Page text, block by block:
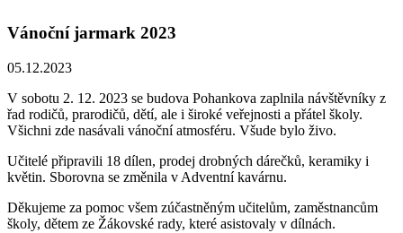
Vánoční jarmark 2023
05.12.2023
V sobotu 2. 12. 2023 se budova Pohankova zaplnila návštěvníky z
řad rodičů, prarodičů, dětí, ale i široké veřejnosti a přátel školy.
Všichni zde nasávali vánoční atmosféru. Všude bylo živo.
Učitelé připravili 18 dílen, prodej drobných dárečků, keramiky i
květin. Sborovna se změnila v Adventní kavárnu.
Děkujeme za pomoc všem zúčastněným učitelům, zaměstnancům
školy, dětem ze Žákovské rady, které asistovaly v dílnách.